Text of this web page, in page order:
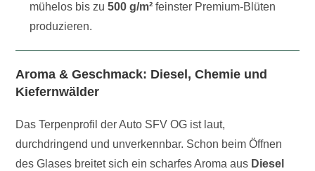
mühelos bis zu500 g/m² feinster Premium-Blüten
produzieren.
Aroma & Geschmack: Diesel, Chemie und
Kiefernwälder
Das Terpenprofil der Auto SFV OG ist laut,
durchdringend und unverkennbar. Schon beim Öffnen
des Glases breitet sich ein scharfes Aroma aus Diesel